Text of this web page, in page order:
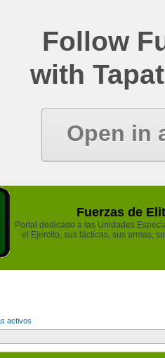
Follow
with
Open in
Fuerzas de
Portal dedicado a las Unidades
el Ejercito, sus tácticas, sus armas,
activos